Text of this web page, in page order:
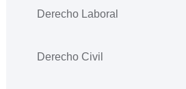
Derecho Laboral
Derecho Civil